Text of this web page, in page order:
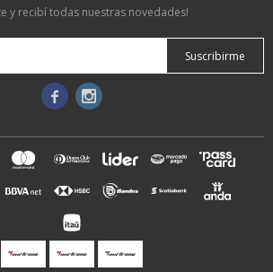
y recibí todas nuestras novedades!
Suscribirme
 